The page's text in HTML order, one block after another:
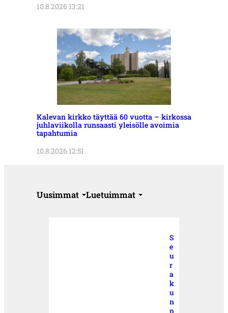
10.8.2026 13:21
Kalevan kirkko täyttää 60 vuotta – kirkossa
juhlaviikolla runsaasti yleisölle avoimia
tapahtumia
10.8.2026 12:51
Uusimmat Luetuimmat
S
e
u
r
a
k
u
n
n